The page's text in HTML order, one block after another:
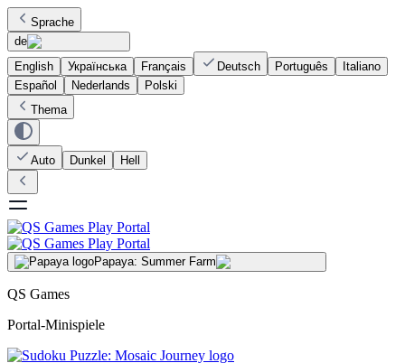
Sprache
de
English
Українська Français Deutsch Português
Italiano
Español
Nederlands
Polski
Thema
Auto Dunkel Hell
Papaya: Summer Farm
QS Games
Portal-Minispiele